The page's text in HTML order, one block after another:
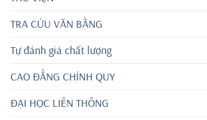
TRA CỨU VĂN BẰNG
Tự đánh giá chất lượng
CAO ĐẲNG CHÍNH QUY
ĐẠI HỌC LIÊN THÔNG